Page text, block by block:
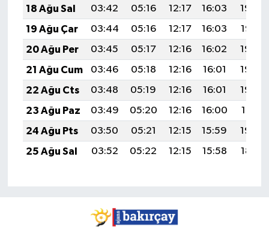
18 Ağu Sal
03:42 05:16 12:17 16:03
19:08
19 Ağu Çar
03:44 05:16 12:17 16:03
19:07
20 Ağu Per
03:45 05:17 12:16 16:02
19:05
21 Ağu Cum
03:46 05:18 12:16 16:01
19:04
22 Ağu Cts
03:48 05:19 12:16 16:01
19:03
23 Ağu Paz
03:49 05:20 12:16 16:00
19:01
24 Ağu Pts
03:50 05:21 12:15 15:59
19:00
25 Ağu Sal
03:52 05:22 12:15 15:58 18:58